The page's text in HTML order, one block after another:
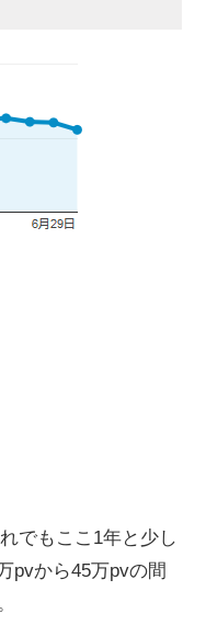
でもここ1年と少し
pvから45万pvの間